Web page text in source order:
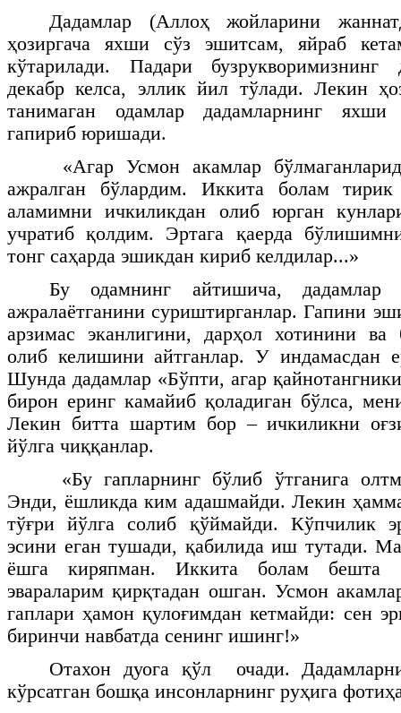
Дадамлар (Аллоҳ жойларини
ҳозиргача яхши сўз эшитсам, яйраб
кўтарилади. Падари бузрукворимизнинг
декабр келса, эллик йил тўлади. Лекин
танимаган одамлар дадамларнинг яхши
гапириб юришади.
«Агар Усмон акамлар
ажралган бўлардим. Иккита болам
аламимни ичкиликдан олиб юрган
учратиб қолдим. Эртага қаерда
тонг саҳарда эшикдан кириб келдилар...»
Бу одамнинг айтишича, дадамлар
ажралаётганини суриштирганлар. Гапини
арзимас эканлигини, дарҳол хотинини ва
олиб келишини айтганлар. У индамасдан
Шунда дадамлар «Бўпти, агар
бирон еринг камайиб қоладиган бўлса,
Лекин битта шартим бор – ичкиликни
йўлга чиққанлар.
«Бу гапларнинг бўлиб ўтганига
Энди, ёшликда ким адашмайди. Лекин
тўғри йўлга солиб қўймайди. Кўпчилик
эсини еган тушади, қабилида иш тутади.
ёшга киряпман. Иккита болам бешта
эвараларим қирқтадан ошган. Усмон
гаплари ҳамон қулоғимдан кетмайди: сен
биринчи навбатда сенинг ишинг!»
Отахон дуога қўл очади.
кўрсатган бошқа инсонларнинг руҳига